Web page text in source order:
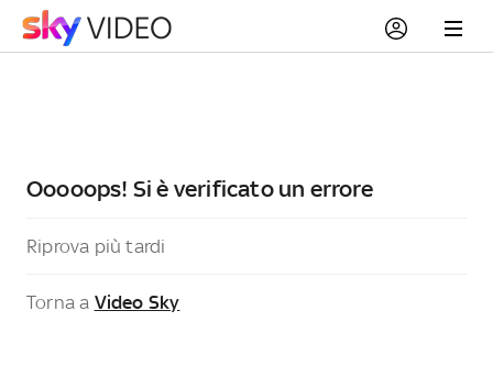
Ooooops! Si è verificato un errore
Riprova più tardi
Torna a Video Sky